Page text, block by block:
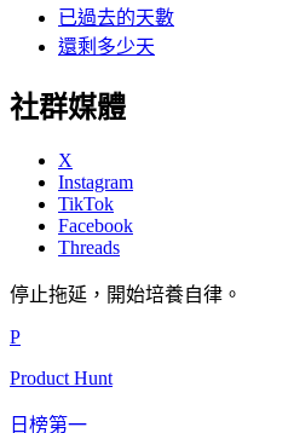
已過去的天數
還剩多少天
社群媒體
X
Instagram
TikTok
Facebook
Threads
停止拖延，開始培養自律。
P
Product Hunt
日榜第一